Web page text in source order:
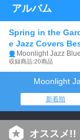
アルバム
Spring in the
e Jazz Covers
Moonlight Jazz
収録商品:20商品
Moonlight
新着順
オススメ!!